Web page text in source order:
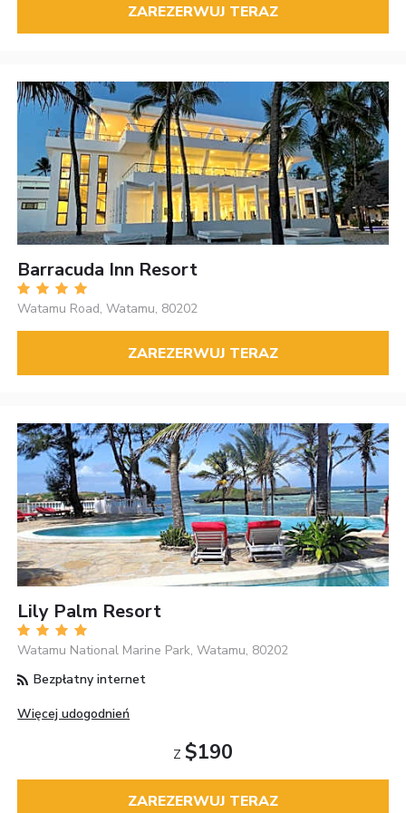
ZAREZERWUJ TERAZ
Barracuda Inn Resort
Watamu Road, Watamu, 80202
ZAREZERWUJ TERAZ
Lily Palm Resort
Watamu National Marine Park, Watamu, 80202
Bezpłatny internet
Więcej udogodnień
Z $190
ZAREZERWUJ TERAZ